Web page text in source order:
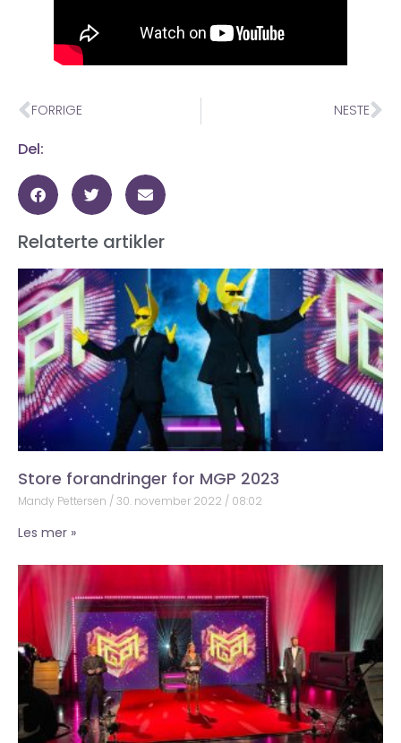
FORRIGE NESTE
Del:
Relaterte artikler
Store forandringer for MGP 2023
Mandy Pettersen 30. november 2022 08:02
Les mer »